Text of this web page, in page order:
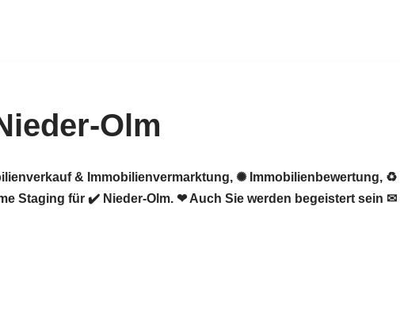
Olm
& Immobilienvermarktung, ✺ Immobilienbewertung,
Staging für ✔️ Nieder-Olm. ❤ Auch Sie werden begeistert sein